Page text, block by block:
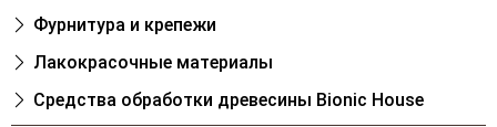
Фурнитура и крепежи
Лакокрасочные материалы
Cредства обработки древесины Bionic House